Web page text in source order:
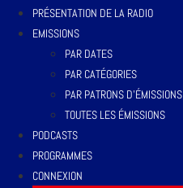
PRÉSENTATION DE LA RADIO
EMISSIONS
PAR DATES
PAR CATÉGORIES
PAR PATRONS D’ÉMISSIONS
TOUTES LES ÉMISSIONS
PODCASTS
PROGRAMMES
CONNEXION